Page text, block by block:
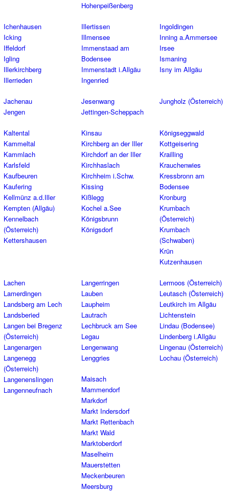
Hohenpeißenberg
Ichenhausen
Icking
Iffeldorf
Igling
Illerkirchberg
Illerrieden
Illertissen
Illmensee
Immenstaad am
Bodensee
Immenstadt i.Allgäu
Ingenried
Ingoldingen
Inning a.Ammersee
Irsee
Ismaning
Isny im Allgäu
Jachenau
Jengen
Jesenwang
Jettingen-Scheppach
Jungholz (Österreich)
Kaltental
Kammeltal
Kammlach
Karlsfeld
Kaufbeuren
Kaufering
Kellmünz a.d.Iller
Kempten (Allgäu)
Kennelbach
(Österreich)
Kettershausen
Kinsau
Kirchberg an der Iller
Kirchdorf an der Iller
Kirchhaslach
Kirchheim i.Schw.
Kissing
Kißlegg
Kochel a.See
Königsbrunn
Königsdorf
Königseggwald
Kottgeisering
Krailling
Krauchenwies
Kressbronn am
Bodensee
Kronburg
Krumbach
(Österreich)
Krumbach
(Schwaben)
Krün
Kutzenhausen
Lachen
Lamerdingen
Landsberg am Lech
Landsberied
Langen bei Bregenz
(Österreich)
Langenargen
Langenegg
(Österreich)
Langenenslingen
Langenneufnach
Langerringen
Lauben
Laupheim
Lautrach
Lechbruck am See
Legau
Lengenwang
Lenggries
Lermoos (Österreich)
Leutasch (Österreich)
Leutkirch im Allgäu
Lichtenstein
Lindau (Bodensee)
Lindenberg i.Allgäu
Lingenau (Österreich)
Lochau (Österreich)
Maisach
Mammendorf
Markdorf
Markt Indersdorf
Markt Rettenbach
Markt Wald
Marktoberdorf
Maselheim
Mauerstetten
Meckenbeuren
Meersburg